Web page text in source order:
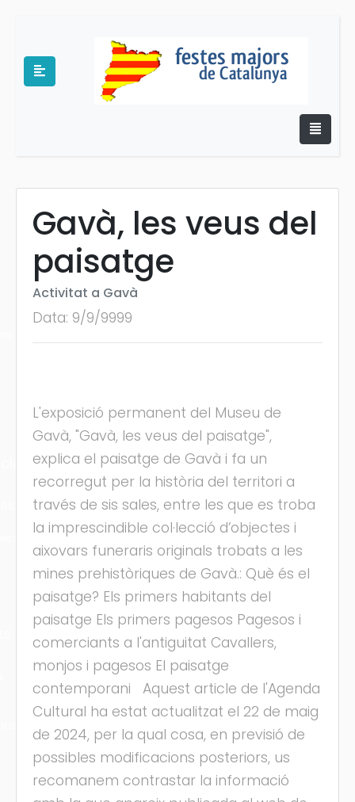
Gavà, les veus del
paisatge
Activitat a Gavà
Data: 9/9/9999
L'exposició permanent del Museu de
Gavà, "Gavà, les veus del paisatge",
explica el paisatge de Gavà i fa un
recorregut per la història del territori a
través de sis sales, entre les que es troba
la imprescindible col·lecció d’objectes i
aixovars funeraris originals trobats a les
mines prehistòriques de Gavà.: Què és el
paisatge? Els primers habitants del
paisatge Els primers pagesos Pagesos i
comerciants a l'antiguitat Cavallers,
monjos i pagesos El paisatge
contemporani Aquest article de l'Agenda
Cultural ha estat actualitzat el 22 de maig
de 2024, per la qual cosa, en previsió de
possibles modificacions posteriors, us
recomanem contrastar la informació